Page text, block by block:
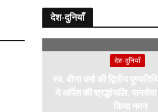
देश-दुनियाँ
देश-दुनियाँ
स्व. वीणा वर्मा की द्वितीय
ने अर्पित की श्रद्धांजलि,
किया नमन